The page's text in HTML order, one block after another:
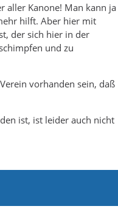
aller Kanone! Man kann ja
hilft. Aber hier mit
der sich hier in der
und zu
vorhanden sein, daß
ist, ist leider auch nicht